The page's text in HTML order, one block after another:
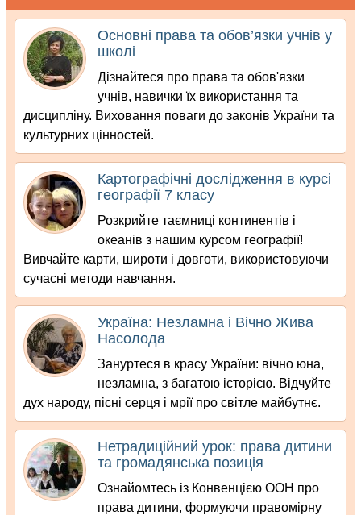
Основні права та обов’язки учнів у
школі
Дізнайтеся про права та обов'язки
учнів, навички їх використання та
дисципліну. Виховання поваги до законів України та
культурних цінностей.
Картографічні дослідження в курсі
географії 7 класу
Розкрийте таємниці континентів і
океанів з нашим курсом географії!
Вивчайте карти, широти і довготи, використовуючи
сучасні методи навчання.
Україна: Незламна і Вічно Жива
Насолода
Зануртеся в красу України: вічно юна,
незламна, з багатою історією. Відчуйте
дух народу, пісні серця і мрії про світле майбутнє.
Нетрадиційний урок: права дитини
та громадянська позиція
Ознайомтесь із Конвенцією ООН про
права дитини, формуючи правомірну